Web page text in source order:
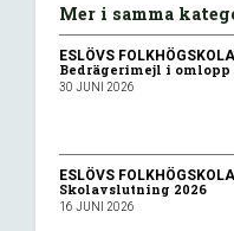
Mer i samma
ESLÖVS FOLKHÖGSKOLA
Bedrägerimejl i omlopp
30 JUNI 2026
ESLÖVS FOLKHÖGSKOLA
Skolavslutning 2026
16 JUNI 2026